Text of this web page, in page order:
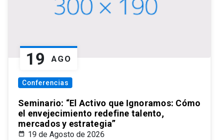
19 AGO
Conferencias
Seminario: “El Activo que Ignoramos: Cómo
el envejecimiento redefine talento,
mercados y estrategia”
19 de Agosto de 2026